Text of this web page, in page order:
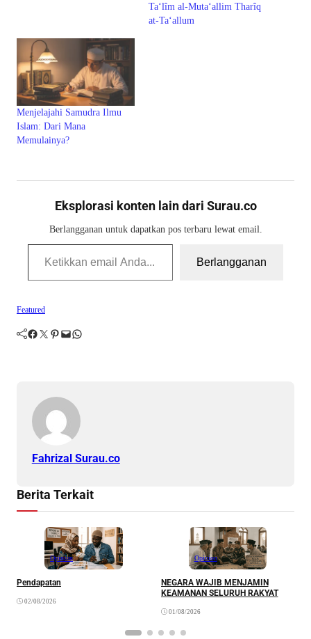
Ta‘lîm al-Muta‘allim Tharîq
at-Ta‘allum
Menjelajahi Samudra Ilmu
Islam: Dari Mana
Memulainya?
Eksplorasi konten lain dari Surau.co
Berlangganan untuk dapatkan pos terbaru lewat email.
Ketikkan email Anda...
Berlangganan
Featured
Facebook Twitter Pinterest Mail WhatsApp
Fahrizal Surau.co
Berita Terkait
Opinion
Pendapatan
02/08/2026
Opinion
NEGARA WAJIB MENJAMIN
KEAMANAN SELURUH RAKYAT
01/08/2026